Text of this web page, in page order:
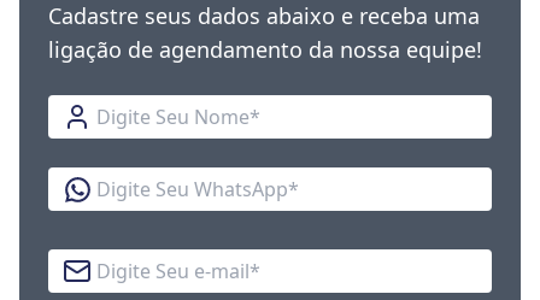
Cadastre seus dados abaixo e receba uma
ligação de agendamento da nossa equipe!
Nome
WhatsApp
E-mail